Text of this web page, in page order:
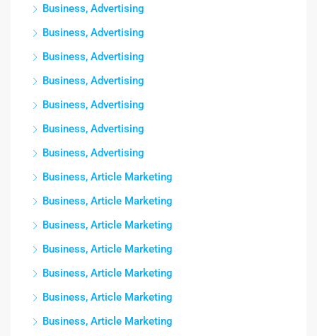
Business, Advertising
Business, Advertising
Business, Advertising
Business, Advertising
Business, Advertising
Business, Advertising
Business, Advertising
Business, Article Marketing
Business, Article Marketing
Business, Article Marketing
Business, Article Marketing
Business, Article Marketing
Business, Article Marketing
Business, Article Marketing